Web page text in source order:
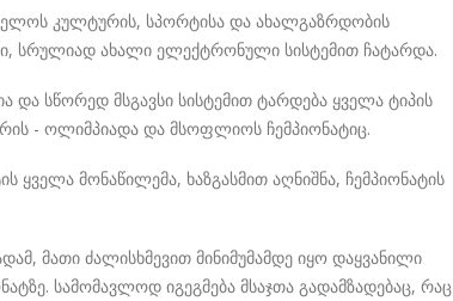
კულტურის, სპორტისა და ახალგაზრდობის
სრულიად ახალი ელექტრონული სისტემით ჩატარდა.
და სწორედ მსგავსი სისტემით ტარდება ყველა ტიპის
- ოლიმპიადა და მსოფლიოს ჩემპიონატიც.
ყველა მონაწილემა, ხაზგასმით აღნიშნა, ჩემპიონატის
მათი ძალისხმევით მინიმუმამდე იყო დაყვანილი
სამომავლოდ იგეგმება მსაჯთა გადამზადებაც, რაც